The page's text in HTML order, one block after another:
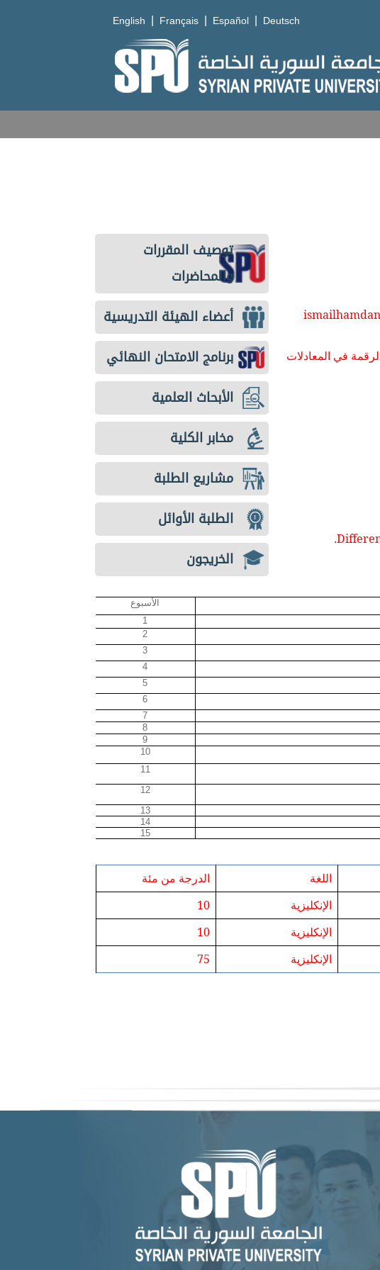
English | Français | Español | Deutsch
توصيف المقررات
والمحاضرات
أعضاء الهيئة التدريسية
برنامج الامتحان النهائي
الأبحاث العلمية
مخابر الكلية
مشاريع الطلبة
الطلبة الأوائل
الخريجون
في المعادلات
.
الأسبوع
1
2
3
4
5
6
7
8
9
10
11
12
13
14
15
اللغة
الدرجة من مئة
الإنكليزية
10
الإنكليزية
10
الإنكليزية 75